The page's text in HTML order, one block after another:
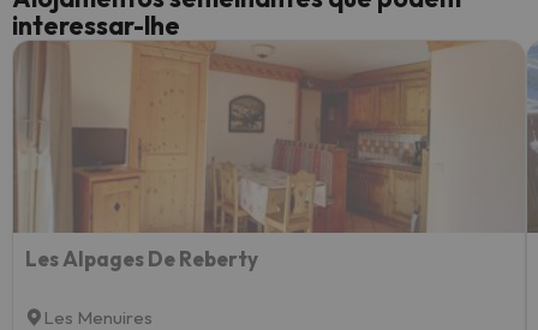
interessar-lhe
Les Alpages De Reberty
Les Menuires